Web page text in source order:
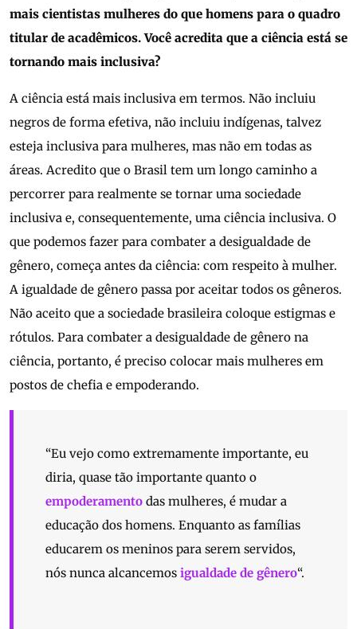
mais cientistas mulheres do que homens para o quadro
titular de acadêmicos. Você acredita que a ciência está se
tornando mais inclusiva?
A ciência está mais inclusiva em termos. Não incluiu
negros de forma efetiva, não incluiu indígenas, talvez
esteja inclusiva para mulheres, mas não em todas as
áreas. Acredito que o Brasil tem um longo caminho a
percorrer para realmente se tornar uma sociedade
inclusiva e, consequentemente, uma ciência inclusiva. O
que podemos fazer para combater a desigualdade de
gênero, começa antes da ciência: com respeito à mulher.
A igualdade de gênero passa por aceitar todos os gêneros.
Não aceito que a sociedade brasileira coloque estigmas e
rótulos. Para combater a desigualdade de gênero na
ciência, portanto, é preciso colocar mais mulheres em
postos de chefia e empoderando.
“Eu vejo como extremamente importante, eu
diria, quase tão importante quanto o
empoderamento das mulheres, é mudar a
educação dos homens. Enquanto as famílias
educarem os meninos para serem servidos,
nós nunca alcancemos igualdade de gênero“.